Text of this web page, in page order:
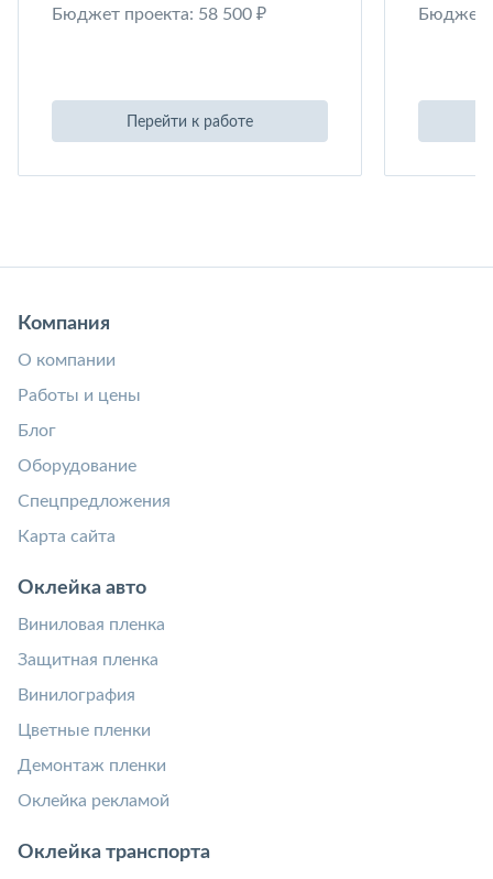
Бюджет проекта: 58 500 ₽
Перейти к работе
Бюджет
Компания
О компании
Работы и цены
Блог
Оборудование
Спецпредложения
Карта сайта
Оклейка авто
Виниловая пленка
Защитная пленка
Винилография
Цветные пленки
Демонтаж пленки
Оклейка рекламой
Оклейка транспорта